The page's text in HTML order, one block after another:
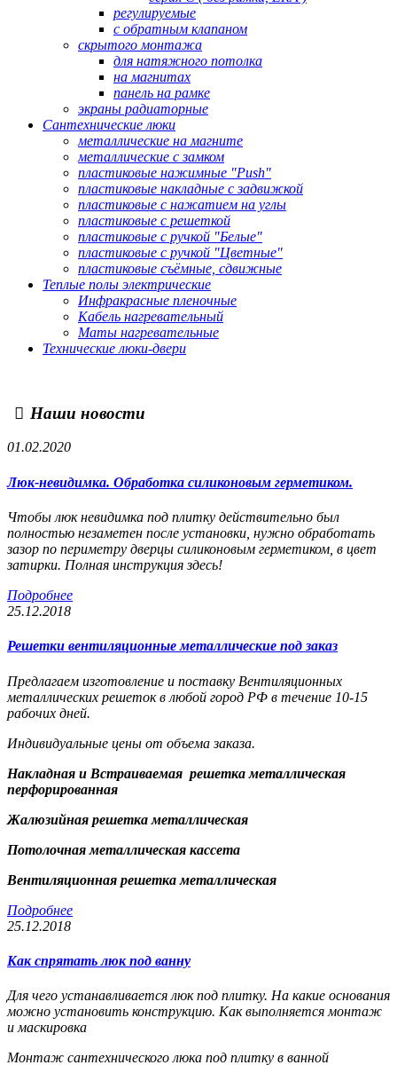
регулируемые
с обратным клапаном
скрытого монтажа
для натяжного потолка
на магнитах
панель на рамке
экраны радиаторные
Сантехнические люки
металлические на магните
металлические с замком
пластиковые нажимные "Push"
пластиковые накладные с задвижкой
пластиковые с нажатием на углы
пластиковые с решеткой
пластиковые с ручкой "Белые"
пластиковые с ручкой "Цветные"
пластиковые съёмные, сдвижные
Теплые полы электрические
Инфракрасные пленочные
Кабель нагревательный
Маты нагревательные
Технические люки-двери
Наши новости
01.02.2020
Люк-невидимка. Обработка силиконовым герметиком.
Чтобы люк невидимка под плитку действительно был
полностью незаметен после установки, нужно обработать
зазор по периметру дверцы силиконовым герметиком, в цвет
затирки. Полная инструкция здесь!
Подробнее
25.12.2018
Решетки вентиляционные металлические под заказ
Предлагаем изготовление и поставку Вентиляционных
металлических решеток в любой город РФ в течение 10-15
рабочих дней.
Индивидуальные цены от объема заказа.
Накладная и Встраиваемая решетка металлическая
перфорированная
Жалюзийная решетка металлическая
Потолочная металлическая кассета
Вентиляционная решетка металлическая
Подробнее
25.12.2018
Как спрятать люк под ванну
Для чего устанавливается люк под плитку. На какие основания
можно установить конструкцию. Как выполняется монтаж
и маскировка
Монтаж сантехнического люка под плитку в ванной